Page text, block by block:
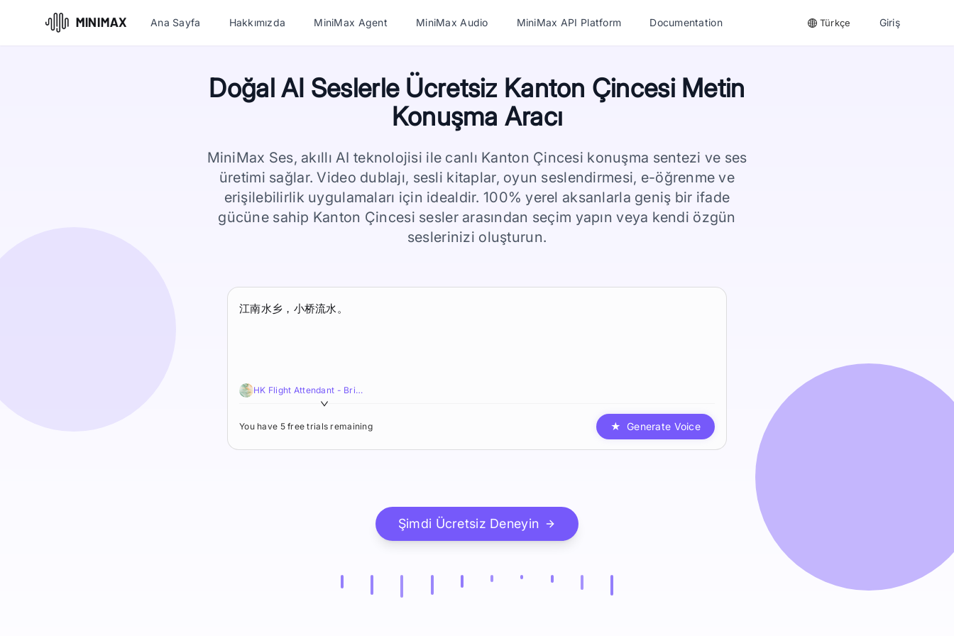
Ana Sayfa Hakkımızda MiniMax Agent MiniMax Audio MiniMax API Platform Documentation Türkçe Giriş
Doğal AI Seslerle Ücretsiz Kanton Çincesi Metin
Konuşma Aracı
MiniMax Ses, akıllı AI teknolojisi ile canlı Kanton Çincesi konuşma sentezi ve ses
üretimi sağlar. Video dublajı, sesli kitaplar, oyun seslendirmesi, e-öğrenme ve
erişilebilirlik uygulamaları için idealdir. 100% yerel aksanlarla geniş bir ifade
gücüne sahip Kanton Çincesi sesler arasından seçim yapın veya kendi özgün
seslerinizi oluşturun.
HK Flight Attendant - Bright,Agile,Resonant
You have 5 free trials remaining ★ Generate Voice
Şimdi Ücretsiz Deneyin